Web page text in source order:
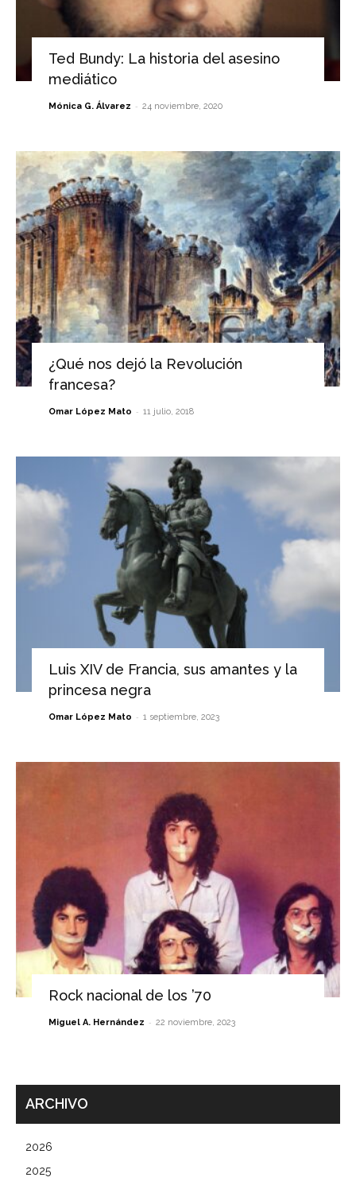
Ted Bundy: La historia del asesino
mediático
Mónica G. Álvarez - 24 noviembre, 2020
¿Qué nos dejó la Revolución
francesa?
Omar López Mato - 11 julio, 2018
Luis XIV de Francia, sus amantes y la
princesa negra
Omar López Mato - 1 septiembre, 2023
Rock nacional de los ’70
Miguel A. Hernández - 22 noviembre, 2023
ARCHIVO
2026
2025